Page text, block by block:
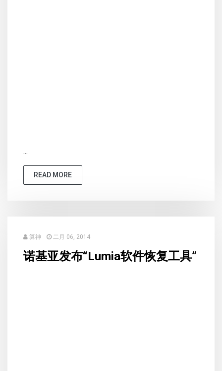
...
READ MORE
算神 二月 06, 2014
诺基亚发布“Lumia软件恢复工具”